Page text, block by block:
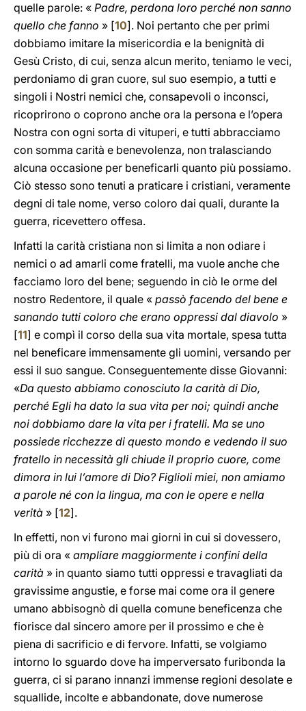
quelle parole: « Padre, perdona loro perché non sanno
quello che fanno » [10]. Noi pertanto che per primi
dobbiamo imitare la misericordia e la benignità di
Gesù Cristo, di cui, senza alcun merito, teniamo le veci,
perdoniamo di gran cuore, sul suo esempio, a tutti e
singoli i Nostri nemici che, consapevoli o inconsci,
ricoprirono o coprono anche ora la persona e l’opera
Nostra con ogni sorta di vituperi, e tutti abbracciamo
con somma carità e benevolenza, non tralasciando
alcuna occasione per beneficarli quanto più possiamo.
Ciò stesso sono tenuti a praticare i cristiani, veramente
degni di tale nome, verso coloro dai quali, durante la
guerra, ricevettero offesa.
Infatti la carità cristiana non si limita a non odiare i
nemici o ad amarli come fratelli, ma vuole anche che
facciamo loro del bene; seguendo in ciò le orme del
nostro Redentore, il quale « passò facendo del bene e
sanando tutti coloro che erano oppressi dal diavolo »
[11] e compì il corso della sua vita mortale, spesa tutta
nel beneficare immensamente gli uomini, versando per
essi il suo sangue. Conseguentemente disse Giovanni:
«Da questo abbiamo conosciuto la carità di Dio,
perché Egli ha dato la sua vita per noi; quindi anche
noi dobbiamo dare la vita per i fratelli. Ma se uno
possiede ricchezze di questo mondo e vedendo il suo
fratello in necessità gli chiude il proprio cuore, come
dimora in lui l’amore di Dio? Figlioli miei, non amiamo
a parole né con la lingua, ma con le opere e nella
verità » [12].
In effetti, non vi furono mai giorni in cui si dovessero,
più di ora « ampliare maggiormente i confini della
carità » in quanto siamo tutti oppressi e travagliati da
gravissime angustie, e forse mai come ora il genere
umano abbisognò di quella comune beneficenza che
fiorisce dal sincero amore per il prossimo e che è
piena di sacrificio e di fervore. Infatti, se volgiamo
intorno lo sguardo dove ha imperversato furibonda la
guerra, ci si parano innanzi immense regioni desolate e
squallide, incolte e abbandonate, dove numerose